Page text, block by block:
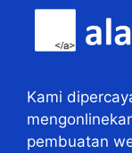
Kami
pembuatan